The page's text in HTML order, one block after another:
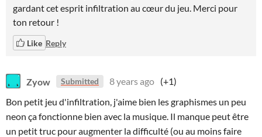
gardant cet esprit infiltration au cœur du jeu. Merci pour
ton retour !
Like Reply
Zyow Submitted 8 years ago (+1)
Bon petit jeu d'infiltration, j'aime bien les graphismes un peu
neon ça fonctionne bien avec la musique. Il manque peut être
un petit truc pour augmenter la difficulté (ou au moins faire